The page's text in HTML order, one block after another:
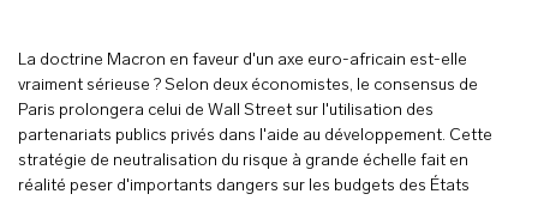
La doctrine Macron en faveur d'un axe euro-africain est-elle
vraiment sérieuse ? Selon deux économistes, le consensus de
Paris prolongera celui de Wall Street sur l'utilisation des
partenariats publics privés dans l'aide au développement. Cette
stratégie de neutralisation du risque à grande échelle fait en
réalité peser d'importants dangers sur les budgets des États